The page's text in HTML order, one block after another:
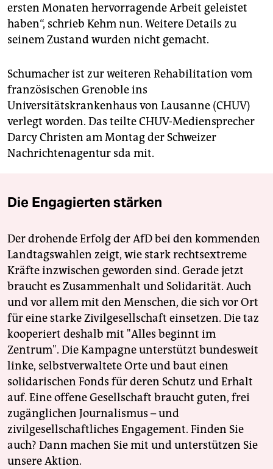
ersten Monaten hervorragende Arbeit geleistet
haben“, schrieb Kehm nun. Weitere Details zu
seinem Zustand wurden nicht gemacht.
Schumacher ist zur weiteren Rehabilitation vom
französischen Grenoble ins
Universitätskrankenhaus von Lausanne (CHUV)
verlegt worden. Das teilte CHUV-Mediensprecher
Darcy Christen am Montag der Schweizer
Nachrichtenagentur sda mit.
Die Engagierten stärken
Der drohende Erfolg der AfD bei den kommenden
Landtagswahlen zeigt, wie stark rechtsextreme
Kräfte inzwischen geworden sind. Gerade jetzt
braucht es Zusammenhalt und Solidarität. Auch
und vor allem mit den Menschen, die sich vor Ort
für eine starke Zivilgesellschaft einsetzen. Die taz
kooperiert deshalb mit "Alles beginnt im
Zentrum". Die Kampagne unterstützt bundesweit
linke, selbstverwaltete Orte und baut einen
solidarischen Fonds für deren Schutz und Erhalt
auf. Eine offene Gesellschaft braucht guten, frei
zugänglichen Journalismus – und
zivilgesellschaftliches Engagement. Finden Sie
auch? Dann machen Sie mit und unterstützen Sie
unsere Aktion.